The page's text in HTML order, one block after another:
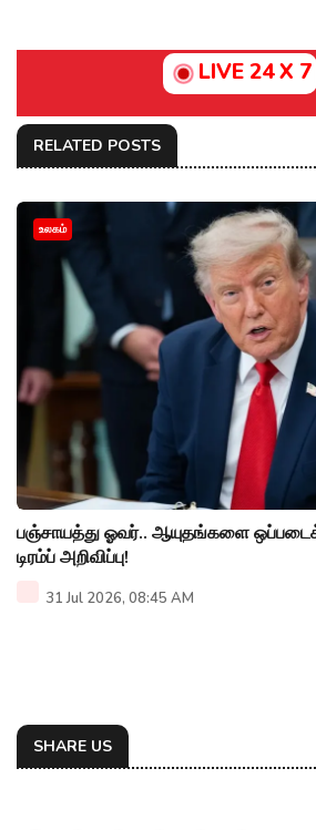
LIVE 24 X 7
RELATED POSTS
உலகம்
பஞ்சாயத்து ஓவர்.. ஆயுதங்களை
டிரம்ப் அறிவிப்பு!
31 Jul 2026, 08:45 AM
SHARE US